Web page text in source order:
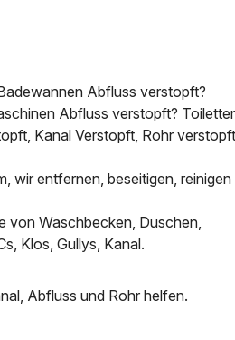
Abfluss verstopft?
Abfluss verstopft?
Kanal Verstopft, Rohr
wir entfernen, beseitigen, reinigen
von Waschbecken, Duschen,
Klos, Gullys, Kanal.
Abfluss und Rohr helfen.